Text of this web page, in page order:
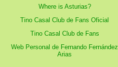
Where is Asturias?
Tino Casal Club de Fans Oficial
Tino Casal Club de Fans
Web Personal de Fernando Fernández
Arias